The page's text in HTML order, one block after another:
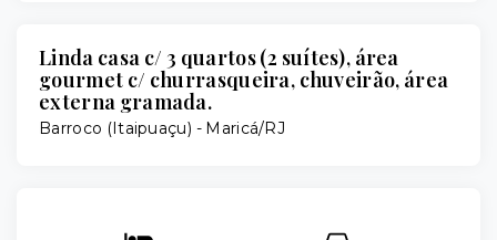
Linda casa c/ 3 quartos (2 suítes), área
gourmet c/ churrasqueira, chuveirão, área
externa gramada.
Barroco (Itaipuaçu) - Maricá/RJ